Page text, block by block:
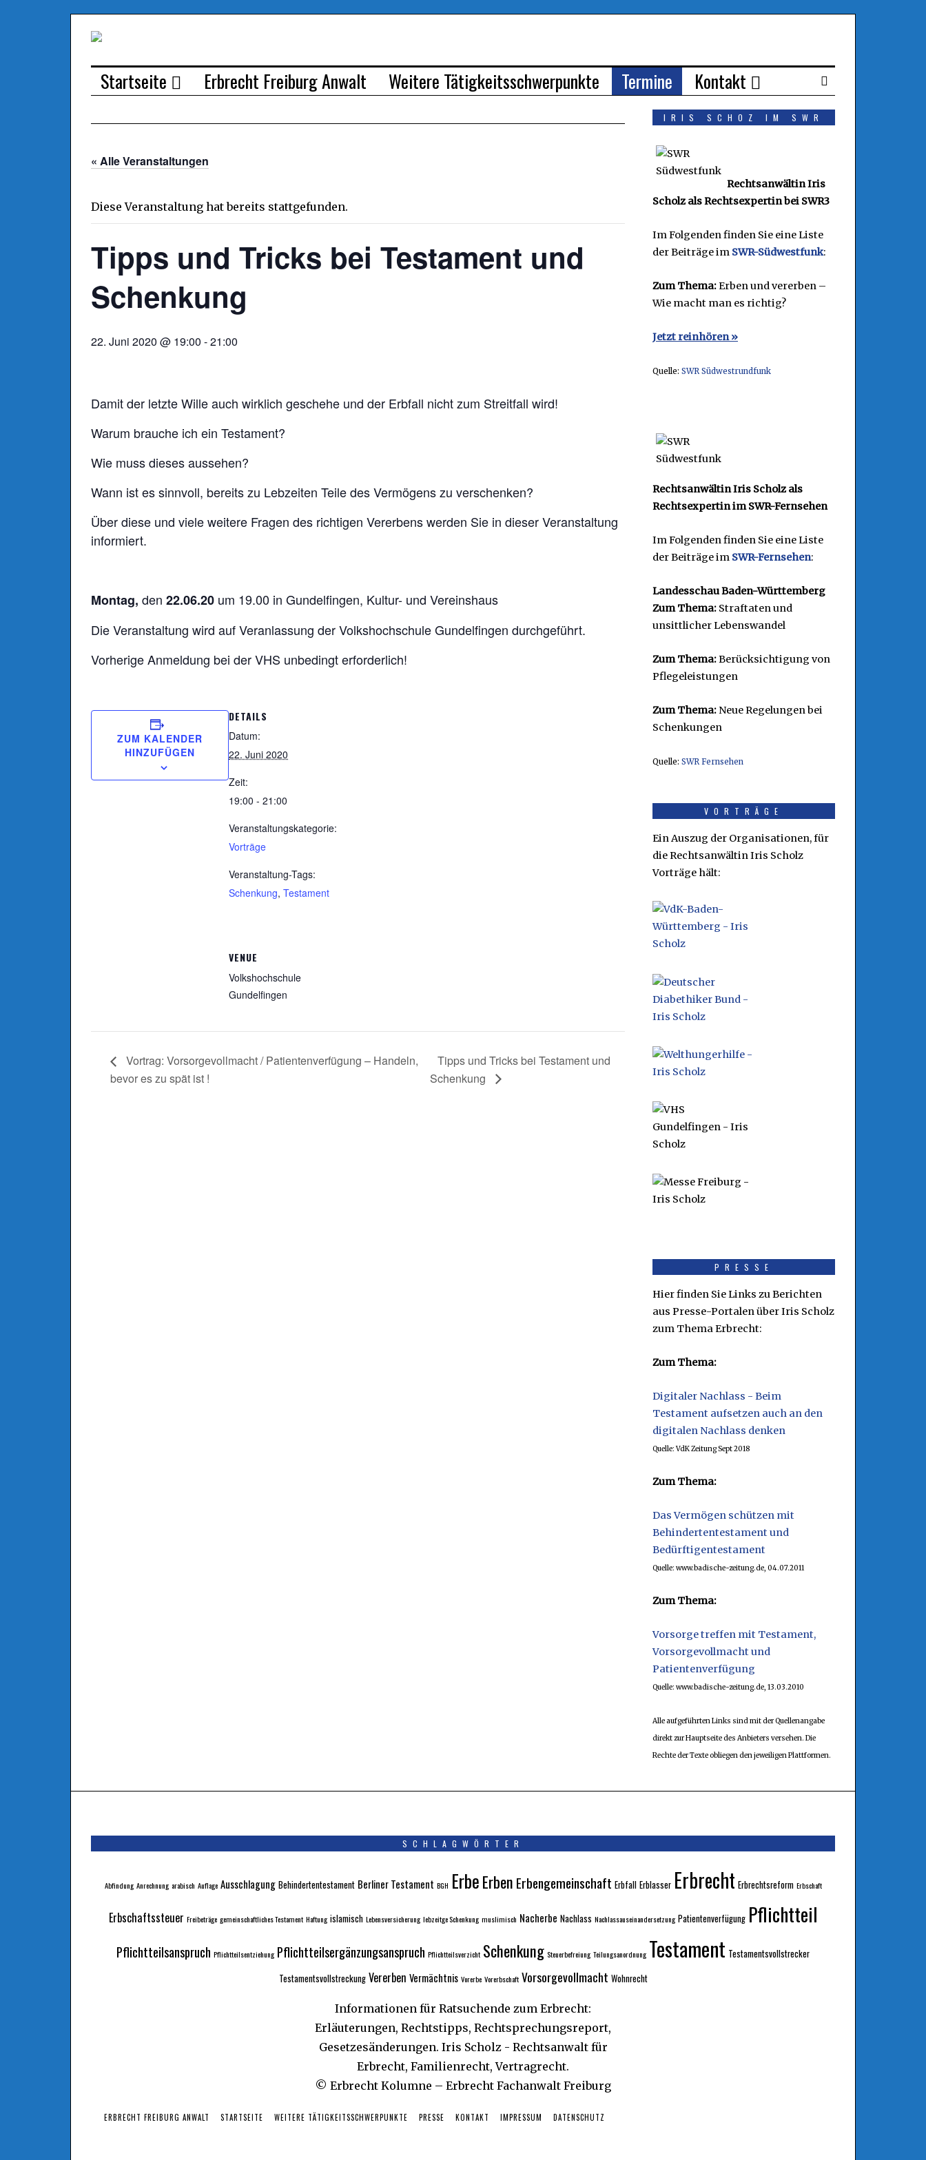
Startseite Erbrecht Freiburg Anwalt Weitere Tätigkeitsschwerpunkte Termine Kontakt
« Alle Veranstaltungen
Diese Veranstaltung hat bereits stattgefunden.
Tipps und Tricks bei Testament und
Schenkung
22. Juni 2020 @ 19:00 -21:00
Damit der letzte Wille auch wirklich geschehe und der Erbfall nicht zum Streitfall wird!
Warum brauche ich ein Testament?
Wie muss dieses aussehen?
Wann ist es sinnvoll, bereits zu Lebzeiten Teile des Vermögens zu verschenken?
Über diese und viele weitere Fragen des richtigen Vererbens werden Sie in dieser Veranstaltung
informiert.
Montag, den 22.06.20 um 19.00 in Gundelfingen, Kultur- und Vereinshaus
Die Veranstaltung wird auf Veranlassung der Volkshochschule Gundelfingen durchgeführt.
Vorherige Anmeldung bei der VHS unbedingt erforderlich!
ZUM KALENDER
HINZUFÜGEN
DETAILS
Datum:
22. Juni 2020
Zeit:
19:00 - 21:00
Veranstaltungskategorie:
Vorträge
Veranstaltung-Tags:
Schenkung, Testament
VENUE
Volkshochschule
Gundelfingen
Vortrag: Vorsorgevollmacht / Patientenverfügung – Handeln,
bevor es zu spät ist !
Tipps und Tricks bei Testament und
Schenkung
IRIS SCHOZ IM SWR
Rechtsanwältin Iris
Scholz als Rechtsexpertin bei SWR3
Im Folgenden finden Sie eine Liste
der Beiträge im SWR-Südwestfunk:
Zum Thema:Erben und vererben –
Wie macht man es richtig?
Jetzt reinhören »
Quelle: SWR Südwestrundfunk
Rechtsanwältin Iris Scholz als
Rechtsexpertin im SWR-Fernsehen
Im Folgenden finden Sie eine Liste
der Beiträge im SWR-Fernsehen:
Landesschau Baden-Württemberg
Zum Thema: Straftaten und
unsittlicher Lebenswandel
Zum Thema:Berücksichtigung von
Pflegeleistungen
Zum Thema: Neue Regelungen bei
Schenkungen
Quelle: SWR Fernsehen
VORTRÄGE
Ein Auszug der Organisationen, für
die Rechtsanwältin Iris Scholz
Vorträge hält:
PRESSE
Hier finden Sie Links zu Berichten
aus Presse-Portalen über Iris Scholz
zum Thema Erbrecht:
Zum Thema:
Digitaler Nachlass - Beim
Testament aufsetzen auch an den
digitalen Nachlass denken
Quelle: VdK Zeitung Sept 2018
Zum Thema:
Das Vermögen schützen mit
Behindertentestament und
Bedürftigentestament
Quelle: www.badische-zeitung.de, 04.07.2011
Zum Thema:
Vorsorge treffen mit Testament,
Vorsorgevollmacht und
Patientenverfügung
Quelle: www.badische-zeitung.de, 13.03.2010
Alle aufgeführten Links sind mit der Quellenangabe
direkt zur Hauptseite des Anbieters versehen. Die
Rechte der Texte obliegen den jeweiligen Plattformen.
SCHLAGWÖRTER
Abfindung Anrechnung arabisch Auflage Ausschlagung Behindertentestament Berliner Testament BGH ErbeErben Erbengemeinschaft Erbfall Erblasser Erbrecht Erbrechtsreform Erbschaft
Erbschaftssteuer Freibeträge gemeinschaftliches Testament Haftung islamisch Lebensversicherung lebzeitge Schenkung muslimisch Nacherbe Nachlass Nachlassauseinandersetzung Patientenverfügung Pflichtteil
Pflichtteilsanspruch Pflichtteilsentziehung Pflichtteilsergänzungsanspruch Pflichtteilsverzicht Schenkung Steuerbefreiung Teilungsanordnung Testament Testamentsvollstrecker
Testamentsvollstreckung Vererben Vermächtnis Vorerbe Vorerbschaft Vorsorgevollmacht Wohnrecht
Informationen für Ratsuchende zum Erbrecht:
Erläuterungen, Rechtstipps, Rechtsprechungsreport,
Gesetzesänderungen. Iris Scholz - Rechtsanwalt für
Erbrecht, Familienrecht, Vertragrecht.
© Erbrecht Kolumne – Erbrecht Fachanwalt Freiburg
ERBRECHT FREIBURG ANWALT STARTSEITE WEITERE TÄTIGKEITSSCHWERPUNKTE PRESSE KONTAKT IMPRESSUM DATENSCHUTZ